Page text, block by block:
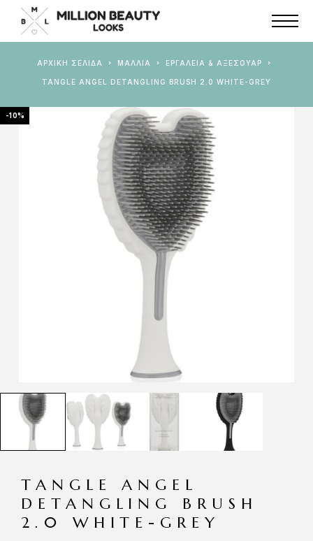
ΑΡΧΙΚΉ ΣΕΛΊΔΑ ΜΑΛΛΙΑ ΕΡΓΑΛΕΊΑ & AΞΕΣΟΥΆΡ
TANGLE ANGEL DETANGLING BRUSH 2.0 WHITE-GREY
-10%
TANGLE ANGEL
DETANGLING BRUSH
2.0 WHITE-GREY